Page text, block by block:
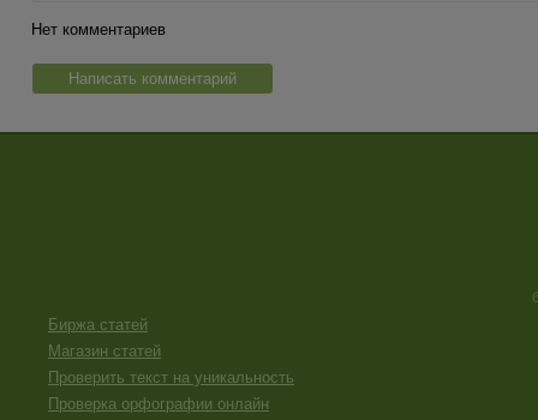
Нет комментариев
Написать комментарий
Биржа статей
Магазин статей
Проверить текст на уникальность
Проверка орфографии онлайн